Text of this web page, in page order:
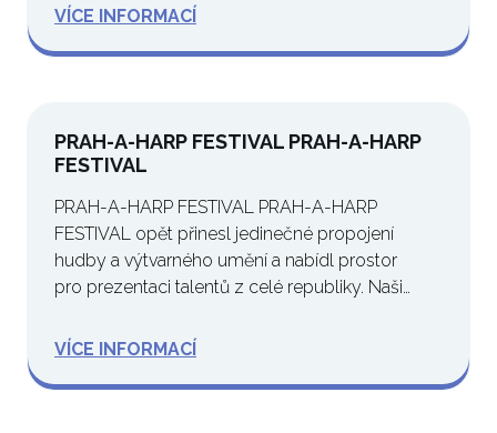
VÍCE INFORMACÍ
PRAH-A-HARP FESTIVAL PRAH-A-HARP
FESTIVAL
PRAH-A-HARP FESTIVAL PRAH-A-HARP
FESTIVAL opět přinesl jedinečné propojení
hudby a výtvarného umění a nabídl prostor
pro prezentaci talentů z celé republiky. Naši
VÍCE INFORMACÍ